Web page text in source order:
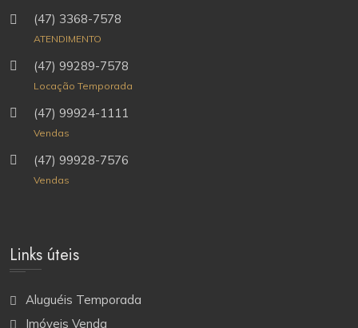
(47) 3368-7578
ATENDIMENTO
(47) 99289-7578
Locação Temporada
(47) 99924-1111
Vendas
(47) 99928-7576
Vendas
Links úteis
Aluguéis Temporada
Imóveis Venda